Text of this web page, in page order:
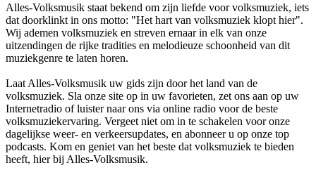
Alles-Volksmusik staat bekend om zijn liefde voor volksmuziek, iets
dat doorklinkt in ons motto: "Het hart van volksmuziek klopt hier".
Wij ademen volksmuziek en streven ernaar in elk van onze
uitzendingen de rijke tradities en melodieuze schoonheid van dit
muziekgenre te laten horen.
Laat Alles-Volksmusik uw gids zijn door het land van de
volksmuziek. Sla onze site op in uw favorieten, zet ons aan op uw
Internetradio of luister naar ons via online radio voor de beste
volksmuziekervaring. Vergeet niet om in te schakelen voor onze
dagelijkse weer- en verkeersupdates, en abonneer u op onze top
podcasts. Kom en geniet van het beste dat volksmuziek te bieden
heeft, hier bij Alles-Volksmusik.